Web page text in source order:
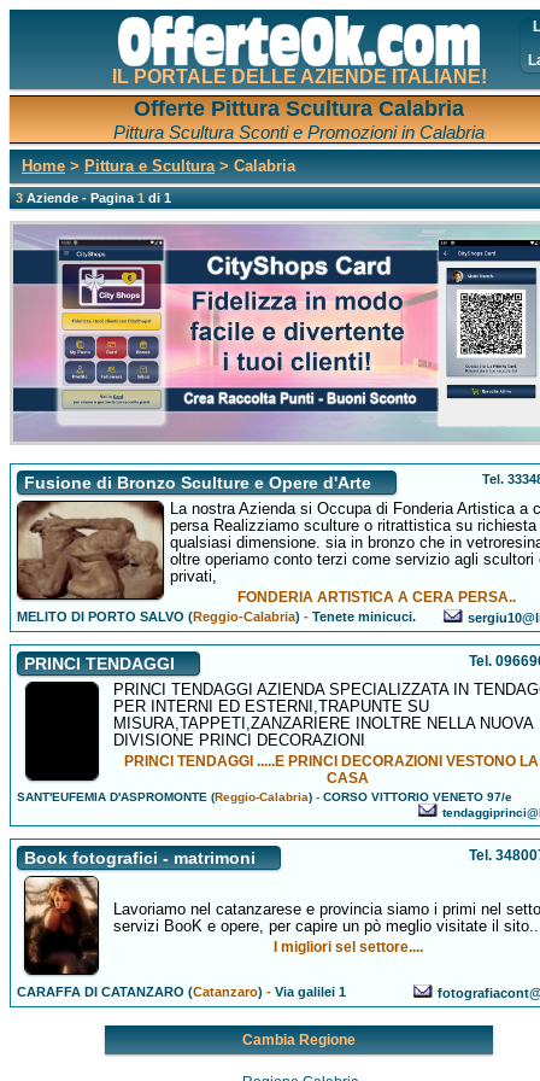
IL PORTALE DELLE AZIENDE ITALIANE!
Offerte Pittura Scultura Calabria
Pittura Scultura Sconti e Promozioni in Calabria
Home > Pittura e Scultura> Calabria
3Aziende - Pagina1di 1
Fusione di Bronzo Sculture e Opere d'Arte Tel.
La nostra Azienda si Occupa di Fonderia Artistica a
persa Realizziamo sculture o ritrattistica su richiesta
qualsiasi dimensione. sia in bronzo che in
oltre operiamo conto terzi come servizio agli scultori
privati,
FONDERIA ARTISTICA A CERA PERSA..
MELITO DI PORTO SALVO (Reggio-Calabria) -Tenete minicuci.
PRINCI TENDAGGI Tel.
PRINCI TENDAGGI AZIENDA SPECIALIZZATA IN
PER INTERNI ED ESTERNI,TRAPUNTE SU
MISURA,TAPPETI,ZANZARIERE INOLTRE NELLA NUOVA
DIVISIONE PRINCI DECORAZIONI
PRINCI TENDAGGI .....E PRINCI DECORAZIONI VESTONO
CASA
SANT'EUFEMIA D'ASPROMONTE (Reggio-Calabria) -CORSO VITTORIO VENETO 97/e
Book fotografici - matrimoni Tel.
Lavoriamo nel catanzarese e provincia siamo i primi nel
servizi BooK e opere, per capire un pò meglio visitate il
I migliori sel settore....
CARAFFA DI CATANZARO (Catanzaro) -Via galilei 1
Cambia Regione